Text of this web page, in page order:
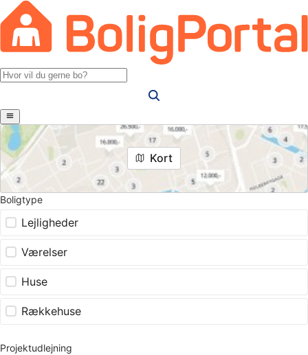
Kort
Boligtype
Lejligheder
Værelser
Huse
Rækkehuse
Projektudlejning